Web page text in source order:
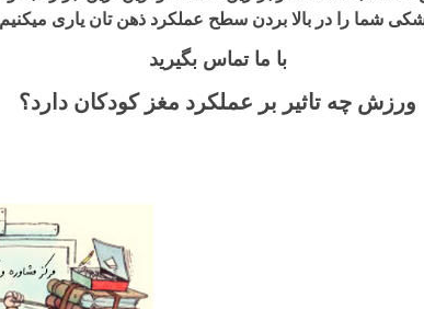
شما را در بالا بردن سطح عملکرد ذهن تان یاری
با ما تماس بگیرید
ورزش چه تاثیر بر عملکرد مغز کودکان دارد؟